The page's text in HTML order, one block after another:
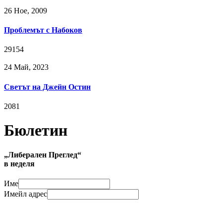
26 Ное, 2009
Проблемът с Набоков
29154
24 Май, 2023
Светът на Джейн Остин
2081
Бюлетин
„Либерален Преглед“
в неделя
Име
Имейл адрес